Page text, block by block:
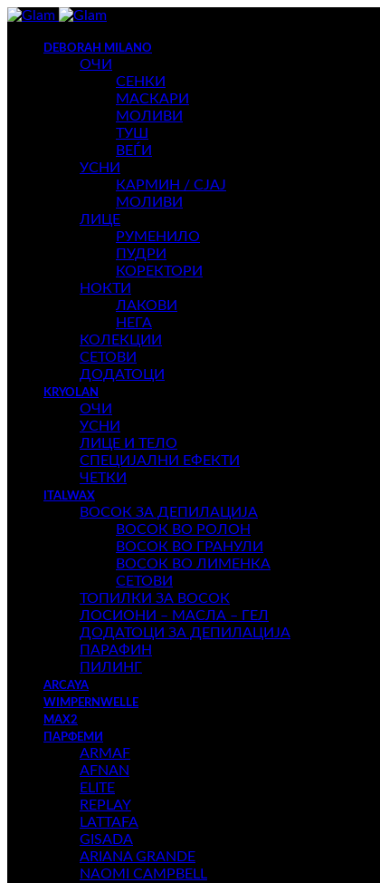
DEBORAH MILANO
ОЧИ
СЕНКИ
МАСКАРИ
МОЛИВИ
ТУШ
ВЕЃИ
УСНИ
КАРМИН / СЈАЈ
МОЛИВИ
ЛИЦЕ
РУМЕНИЛО
ПУДРИ
КОРЕКТОРИ
НОКТИ
ЛАКОВИ
НЕГА
КОЛЕКЦИИ
СЕТОВИ
ДОДАТОЦИ
KRYOLAN
ОЧИ
УСНИ
ЛИЦЕ И ТЕЛО
СПЕЦИЈАЛНИ ЕФЕКТИ
ЧЕТКИ
ITALWAX
ВОСОК ЗА ДЕПИЛАЦИЈА
ВОСОК ВО РОЛОН
ВОСОК ВО ГРАНУЛИ
ВОСОК ВО ЛИМЕНКА
СЕТОВИ
ТОПИЛКИ ЗА ВОСОК
ЛОСИОНИ – МАСЛА – ГЕЛ
ДОДАТОЦИ ЗА ДЕПИЛАЦИЈА
ПАРАФИН
ПИЛИНГ
ARCAYA
WIMPERNWELLE
MAX2
ПАРФЕМИ
ARMAF
AFNAN
ELITE
REPLAY
LATTAFA
GISADA
ARIANA GRANDE
NAOMI CAMPBELL